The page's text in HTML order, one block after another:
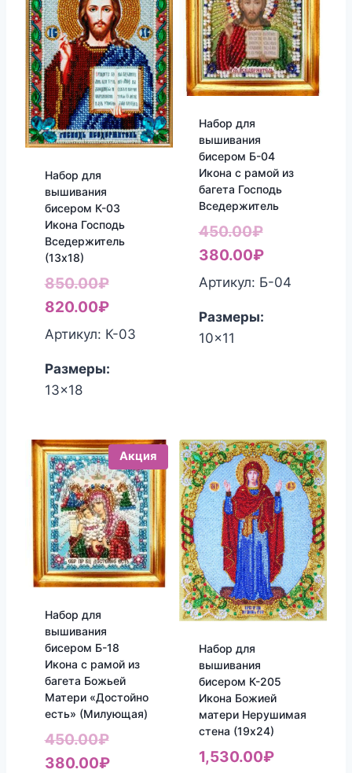
Набор для
вышивания
бисером К-03
Икона Господь
Вседержитель
(13х18)
850.00₽Первоначальная
цена
составляла
820.00₽Текущая
цена:
Артикул: К-03
Размеры:
13x18
Набор для
вышивания
бисером Б-04
Икона с рамой из
багета Господь
Вседержитель
450.00₽
цена
составляла
380.00₽Текущая
цена:
Артикул: Б-04
Размеры:
10x11
Акция
Набор для
вышивания
бисером Б-18
Икона с рамой из
багета Божьей
Матери «Достойно
есть» (Милующая)
450.00₽Первоначальная
цена
380.00₽Текущая
Набор для
вышивания
бисером К-205
Икона Божией
матери Нерушимая
стена (19х24)
1,530.00₽